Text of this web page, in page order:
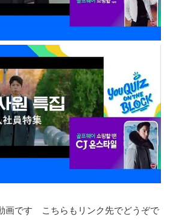
画です こちらもリンク先でどうぞで